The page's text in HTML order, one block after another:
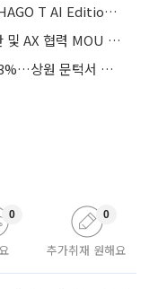
더존비즈온, 지능형 AI 비서 탑재 WEHAGO T AI Edition 출시
더존비즈온-EY한영, ‘OmniEsol’ 확산 및 AX 협력 MOU 체결
美 클래리티 법안 연내 통과 가능성 13%…상원 문턱서 제동
0
추가취재 원해요
0